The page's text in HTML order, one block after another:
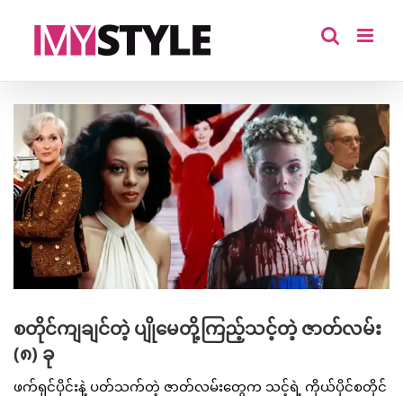
View
Larger
Image
စတိုင်ကျချင်တဲ့ ပျိုမေတို့ကြည့်သင့်တဲ့ ဇာတ်လမ်း
(၈) ခု
ဖက်ရှင်ပိုင်းနဲ့ ပတ်သက်တဲ့ ဇာတ်လမ်းတွေက သင့်ရဲ့ ကိုယ်ပိုင်စတိုင်